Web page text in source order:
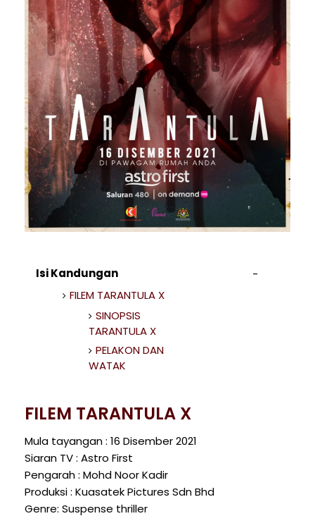
Isi Kandungan
FILEM TARANTULA X
SINOPSIS
TARANTULA X
PELAKON DAN
WATAK
FILEM TARANTULA X
Mula tayangan : 16 Disember 2021
Siaran TV : Astro First
Pengarah : Mohd Noor Kadir
Produksi : Kuasatek Pictures Sdn Bhd
Genre: Suspense thriller